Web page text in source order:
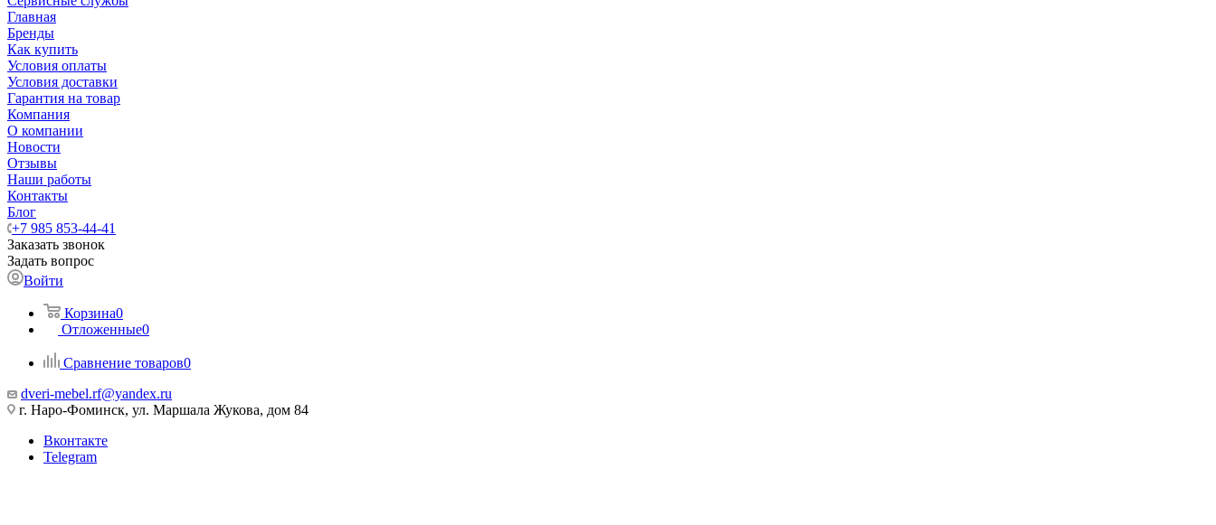
Главная
Бренды
Как купить
Условия оплаты
Условия доставки
Гарантия на товар
Компания
О компании
Новости
Отзывы
Наши работы
Контакты
Блог
+7 985 853-44-41
Заказать звонок
Задать вопрос
Войти
Корзина0
Отложенные0
Сравнение товаров0
dveri-mebel.rf@yandex.ru
г. Наро-Фоминск, ул. Маршала Жукова, дом 84
Вконтакте
Telegram